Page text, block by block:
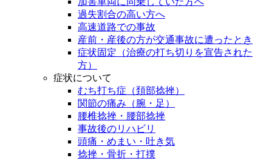
過失割合の高い方へ
高速道路での事故
産前・産後の方が交通事故に遭ったとき
症状固定（治療の打ち切りを宣告された
方）
症状について
むち打ち症（頚部捻挫）
関節の痛み（腕・足）
腰椎捻挫・腰部捻挫
事故後のリハビリ
頭痛・めまい・吐き気
捻挫・骨折・打撲